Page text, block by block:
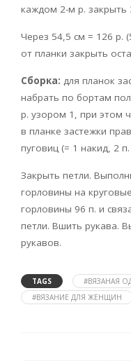
каждом 2-м р. закрыть
Через 54,5 см = 126 р.
от планки закрыть
Сборка: для планок
набрать по бортам
р. узором 1, при этом
в планке застежки
пуговиц (= 1 накид, 2
Закрыть петли.
горловины на
горловины 96 п. и
петли. Вшить рукава.
рукавов.
TAGS #ВЯЗАНАЯ
#ВЯЗАНИЕ ДЛЯ ЖЕНЩИН